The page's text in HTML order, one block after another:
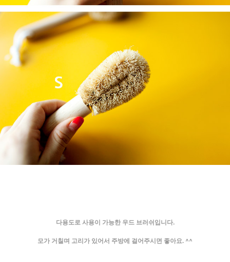
다용도로 사용이 가능한 우드 브러쉬입니다.
모가 거칠며 고리가 있어서 주방에 걸어주시면 좋아요. ^^